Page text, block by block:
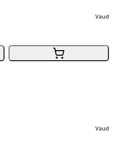
Vaud
Vaud